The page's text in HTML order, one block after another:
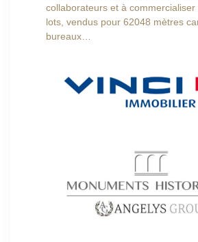
collaborateurs et à
lots, vendus pour 62048 mètres
bureaux…